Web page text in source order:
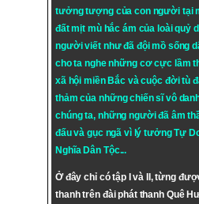
tưởng tượng của con người tại
đất mịt mù hắc ám của loài quỷ
người viết như đã đội mồ sống
cho ta nghe những cơ cực lầm
xã hội miền Bắc và cuộc đời tù
thảm của những chiến sĩ vô
chúng ta, những người đã âm
đấu và gục ngã vì lý tưởngTự
Nghĩa Dân Tộc...
Ở đây chỉ có tập I và II, từng
thanh trên đài phát thanh Quê